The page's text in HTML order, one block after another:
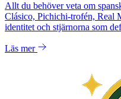
Allt du behöver veta om
Clásico, Pichichi-trofén, Real
identitet och stjärnorna som
Läs mer